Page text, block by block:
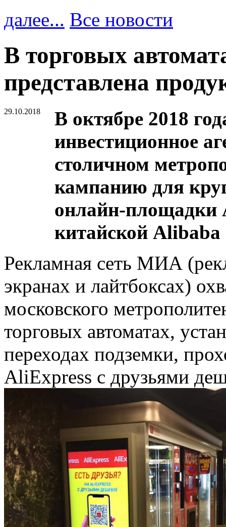
далее... Все новости
В торговых
представлена
29.10.2018
В октябре 2018
инвестиционное
столичном
кампанию для
онлайн-площадки
китайской
Рекламная сеть МИА
экранах и лайтбоксах)
московского
торговых автоматах,
переходах подземки,
AliExpress с друзьями